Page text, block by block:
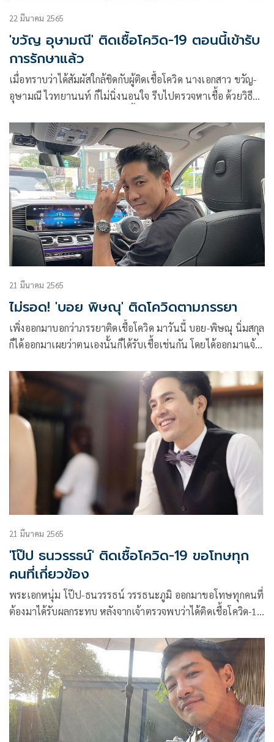
22 มีนาคม 2565
'ขวัญ อุษามณี' ติดเชื้อโควิด-19 ตอนนี้เข้ารับ
การรักษาแล้ว
เมื่อทราบว่าได้สัมผัสใกล้ชิดกับผู้ติดเชื้อโควิด นางเอกสาว ขวัญ-
อุษามณี ไวทยานนท์ ก็ไม่นิ่งนอนใจ รีบไปตรวจหาเชื้อ ด้วยวิธี
SARS โดยขณะนี้ ขวัญ อุษามณี ได้เข้ารับการรักษาแล้ว
21 มีนาคม 2565
ไม่รอด! 'บอย พิษณุ' ติดโควิดตามภรรยา
เพิ่งออกมาบอกว่าภรรยาติดเชื้อโควิด มาวันนี้ บอย-พิษณุ นิ่มสกุล
ก็ได้ออกมาเผยว่าตนเองนั้นก็ได้รับเชื้อเช่นกัน โดยได้ออกมาแจ้ง
21 มีนาคม 2565
'โป๊ป ธนวรรธน์' ติดเชื้อโควิด-19 ขอโทษทุก
คนที่เกี่ยวข้อง
พระเอกหนุ่ม โป๊ป-ธนวรรธน์ วรรธนะภูมิ ออกมาขอโทษทุกคนที่
ต้องมาได้รับผลกระทบ หลังจากเจ้าตรวจพบว่าได้ติดเชื้อโควิด-19
รี่ว่า